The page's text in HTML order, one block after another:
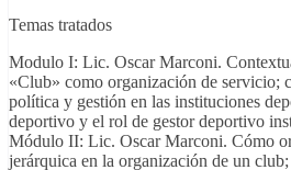
Temas tratados
Modulo I: Lic. Oscar Marconi.
«Club» como organización de servicio;
política y gestión en las instituciones
deportivo y el rol de gestor deportivo
Módulo II: Lic. Oscar Marconi. Cómo
jerárquica en la organización de un